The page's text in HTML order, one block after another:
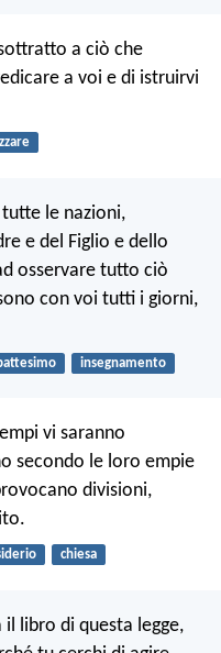
a ciò che
a voi e di istruirvi
le nazioni,
e del Figlio e dello
osservare tutto ciò
con voi tutti i giorni,
insegnamento
vi saranno
secondo le loro empie
divisioni,
chiesa
libro di questa legge,